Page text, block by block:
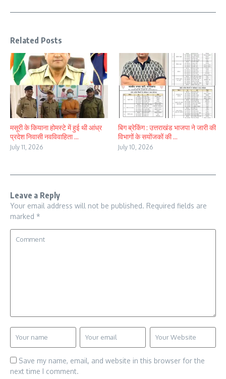
Related Posts
मसूरी के कियाना होमस्टे में हुई थी आंध्र
प्रदेश निवासी नवविवाहिता ...
July 11, 2026
बिग ब्रेकिंग : उत्तराखंड भाजपा ने जारी की
विभागों के सयोंजकों की ...
July 10, 2026
Leave a Reply
Your email address will not be published. Required fields are
marked *
Save my name, email, and website in this browser for the
next time I comment.